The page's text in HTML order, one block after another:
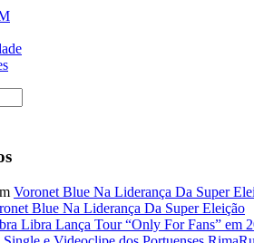
Voronet Blue Na Liderança Da Super
Blue Na Liderança Da Super Eleição
Libra Lança Tour “Only For Fans” em